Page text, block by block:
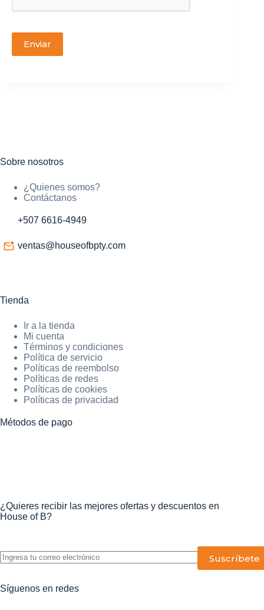
Enviar
Sobre nosotros
¿Quienes somos?
Contáctanos
+507 6616-4949
ventas@houseofbpty.com
Tienda
Ir a la tienda
Mi cuenta
Términos y condiciones
Política de servicio
Políticas de reembolso
Políticas de redes
Políticas de cookies
Políticas de privacidad
Métodos de pago
¿Quieres recibir las mejores ofertas y descuentos en
House of B?
P
Síguenos en redes